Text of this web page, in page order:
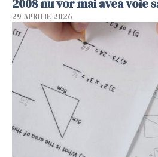
2008 nu vor mai avea voie
29 APRILIE 2026